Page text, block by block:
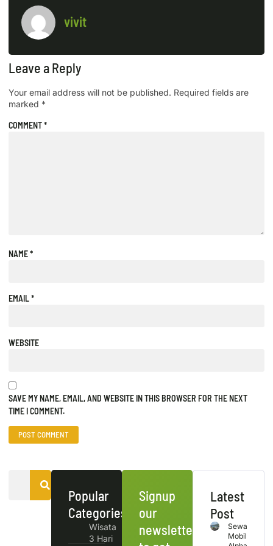
vivit
Leave a Reply
Your email address will not be published. Required fields are
marked *
COMMENT*
NAME*
EMAIL*
WEBSITE
SAVE MY NAME, EMAIL, AND WEBSITE IN THIS BROWSER FOR THE NEXT
TIME I COMMENT.
Popular
Categories
Wisata
3 Hari
Signup
our
newsletter
Latest
Post
Sewa
Mobil